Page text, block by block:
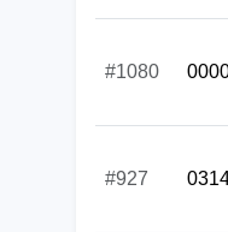
#1080
#927